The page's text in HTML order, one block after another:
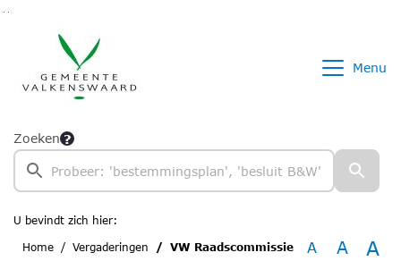
Menu
Zoeken
U bevindt zich hier:
Home
Vergaderingen VW Raadscommissie A A A